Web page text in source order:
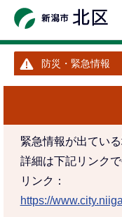
ジ
先
防災・緊急情報
緊急情報が出てい
詳細は下記リンクで
リンク：
https://